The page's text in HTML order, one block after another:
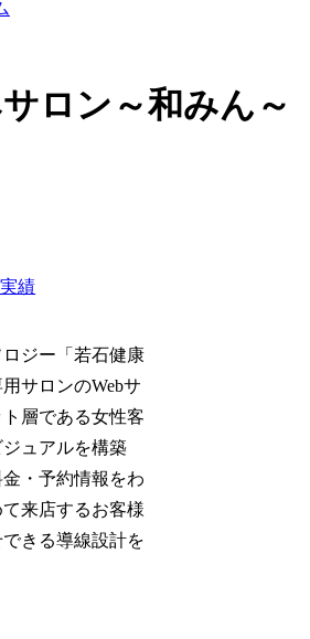
ロン～和みん～
績
ジー「若石健康
サロンのWebサ
層である女性客
ュアルを構築
・予約情報をわ
来店するお客様
きる導線設計を